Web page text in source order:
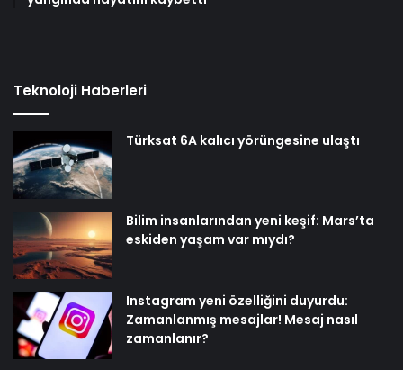
Teknoloji Haberleri
Türksat 6A kalıcı yörüngesine ulaştı
Bilim insanlarından yeni keşif: Mars’ta
eskiden yaşam var mıydı?
Instagram yeni özelliğini duyurdu:
Zamanlanmış mesajlar! Mesaj nasıl
zamanlanır?